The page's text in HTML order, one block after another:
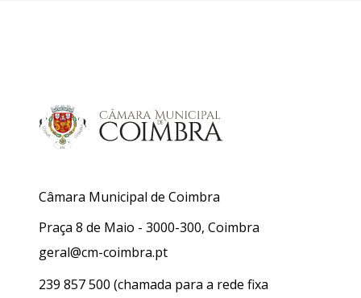
Câmara Municipal de Coimbra
Praça 8 de Maio - 3000-300, Coimbra
geral@cm-coimbra.pt
239 857 500 (chamada para a rede fixa